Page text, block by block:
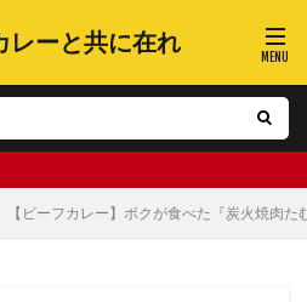
レーと共に在れ
【ビーフカレー】ボクが食べた『炭火焼肉